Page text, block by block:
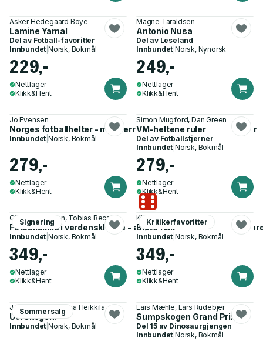
Asker Hedegaard Boye
Lamine Yamal
Del av Fotball-favoritter
Innbundet |Norsk, Bokmål
229,-
Nettlager
Klikk&Hent
Magne Taraldsen
Antonio Nusa
Del av Leseland
Innbundet |Norsk, Nynorsk
249,-
Nettlager
Klikk&Hent
Jo Evensen
Norges fotballhelter - møt herrelandslagets største stjerner
Innbundet |Norsk, Bokmål
279,-
Nettlager
Klikk&Hent
Simon Mugford, Dan Green
VM-heltene ruler
Del av Fotballstjerner
Innbundet |Norsk, Bokmål
279,-
Nettlager
Klikk&Hent
Signering
Christian Karlsen, Tobias Becs
Fotballskills i verdensklasse - alt om fotball-VM 2026 og
Innbundet |Norsk, Bokmål
349,-
Nettlager
Klikk&Hent
Kritikerfavoritter
Kjersti Synneva Moen
Bløte folk
Innbundet |Norsk, Bokmål
349,-
Nettlager
Klikk&Hent
Sommersalg
Julia Wiberg, Cecilia Heikkilä
Ut i skogen!
Innbundet |Norsk, Bokmål
Lars Mæhle, Lars Rudebjer
Sumpskogen Grand Prix
Del 15 av Dinosaurgjengen
Innbundet |Norsk, Bokmål